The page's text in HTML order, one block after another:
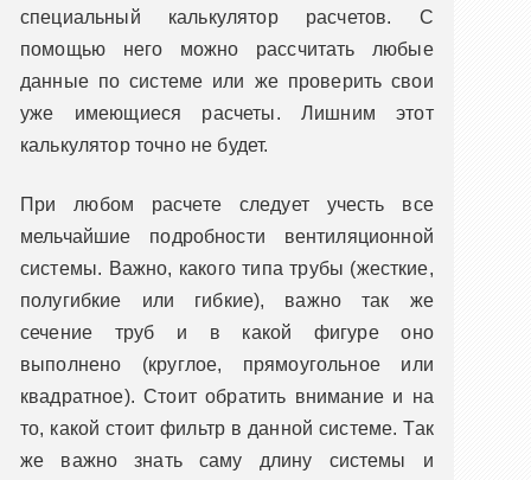
специальный калькулятор расчетов. С
помощью него можно рассчитать любые
данные по системе или же проверить свои
уже имеющиеся расчеты. Лишним этот
калькулятор точно не будет.
При любом расчете следует учесть все
мельчайшие подробности вентиляционной
системы. Важно, какого типа трубы (жесткие,
полугибкие или гибкие), важно так же
сечение труб и в какой фигуре оно
выполнено (круглое, прямоугольное или
квадратное). Стоит обратить внимание и на
то, какой стоит фильтр в данной системе. Так
же важно знать саму длину системы и